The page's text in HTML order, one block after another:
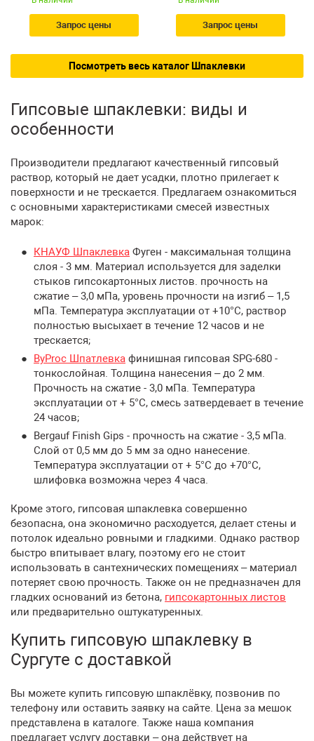
Запрос цены Запрос цены
Посмотреть весь каталог Шпаклевки
Гипсовые шпаклевки: виды и
особенности
Производители предлагают качественный гипсовый
раствор, который не дает усадки, плотно прилегает к
поверхности и не трескается. Предлагаем ознакомиться
с основными характеристиками смесей известных
марок:
КНАУФ Шпаклевка Фуген - максимальная толщина
слоя - 3 мм. Материал используется для заделки
стыков гипсокартонных листов. прочность на
сжатие – 3,0 мПа, уровень прочности на изгиб – 1,5
мПа. Температура эксплуатации от +10°С, раствор
полностью высыхает в течение 12 часов и не
трескается;
ByProc Шпатлевка финишная гипсовая SPG-680 -
тонкослойная. Толщина нанесения – до 2 мм.
Прочность на сжатие - 3,0 мПа. Температура
эксплуатации от + 5°C, смесь затвердевает в течение
24 часов;
Bergauf Finish Gips - прочность на сжатие - 3,5 мПа.
Слой от 0,5 мм до 5 мм за одно нанесение.
Температура эксплуатации от + 5°С до +70°С,
шлифовка возможна через 4 часа.
Кроме этого, гипсовая шпаклевка совершенно
безопасна, она экономично расходуется, делает стены и
потолок идеально ровными и гладкими. Однако раствор
быстро впитывает влагу, поэтому его не стоит
использовать в сантехнических помещениях – материал
потеряет свою прочность. Также он не предназначен для
гладких оснований из бетона, гипсокартонных листов
или предварительно оштукатуренных.
Купить гипсовую шпаклевку в
Сургуте с доставкой
Вы можете купить гипсовую шпаклёвку, позвонив по
телефону или оставить заявку на сайте. Цена за мешок
представлена в каталоге. Также наша компания
предлагает услугу доставки – она действует на